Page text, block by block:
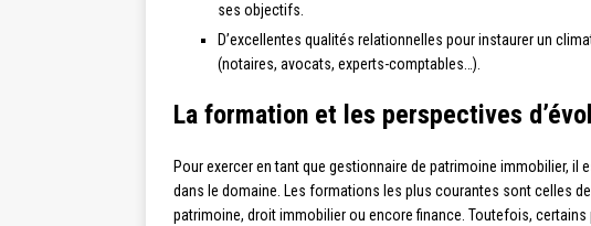
ses objectifs.
D’excellentes qualités relationnelles pour instaurer un
(notaires, avocats, experts-comptables…).
La formation et les perspectives
Pour exercer en tant que gestionnaire de patrimoine immobilier,
dans le domaine. Les formations les plus courantes sont celles
patrimoine, droit immobilier ou encore finance. Toutefois,